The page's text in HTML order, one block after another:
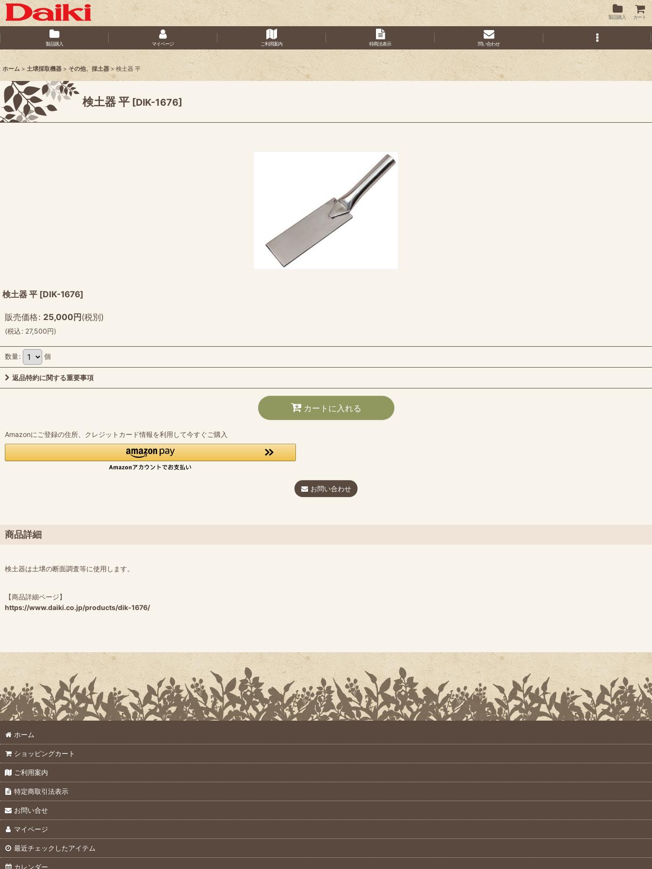
製品購入 カート
製品購入 マイページ ご利用案内 特商法表示 問い合わせ
ホーム > 土壌採取機器 > その他、採土器 > 検土器 平
検土器 平 [DIK-1676]
検土器 平 [DIK-1676]
販売価格: 25,000円(税別)
(税込: 27,500円)
数量: 個
返品特約に関する重要事項
カートに入れる
Amazonにご登録の住所、クレジットカード情報を利用して今すぐご購入
お問い合わせ
商品詳細
検土器は土壌の断面調査等に使用します。
【商品詳細ページ】
https://www.daiki.co.jp/products/dik-1676/
ホーム
ショッピングカート
ご利用案内
特定商取引法表示
お問い合せ
マイページ
最近チェックしたアイテム
カレンダー